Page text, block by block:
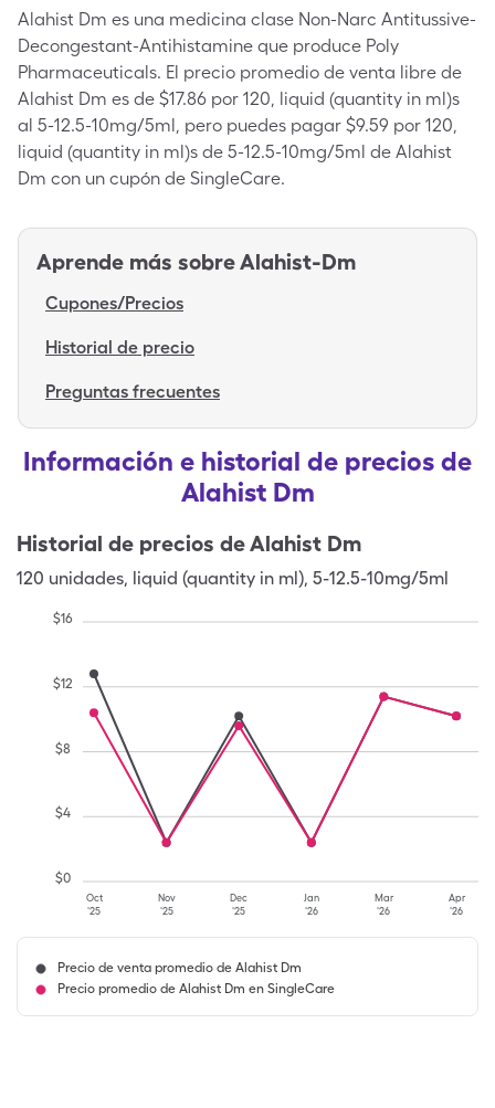
Alahist Dm es una medicina clase Non-Narc Antitussive-
Decongestant-Antihistamine que produce Poly
Pharmaceuticals. El precio promedio de venta libre de
Alahist Dm es de $17.86 por 120, liquid (quantity in ml)s
al 5-12.5-10mg/5ml, pero puedes pagar $9.59 por 120,
liquid (quantity in ml)s de 5-12.5-10mg/5ml de Alahist
Dm con un cupón de SingleCare.
Aprende más sobreAlahist-Dm
Cupones/Precios
Historial de precio
Preguntas frecuentes
Información e historial de precios de
Alahist Dm
Historial de precios deAlahist Dm
120 unidades, liquid (quantity in ml), 5-12.5-10mg/5ml
Oct
'25
Nov
'25
Dec
'25
Jan
'26
Mar
'26
Apr
'26
$0
$4
$8
$12
$16
Precio de venta promedio de Alahist Dm
Precio promedio de Alahist Dm en SingleCare